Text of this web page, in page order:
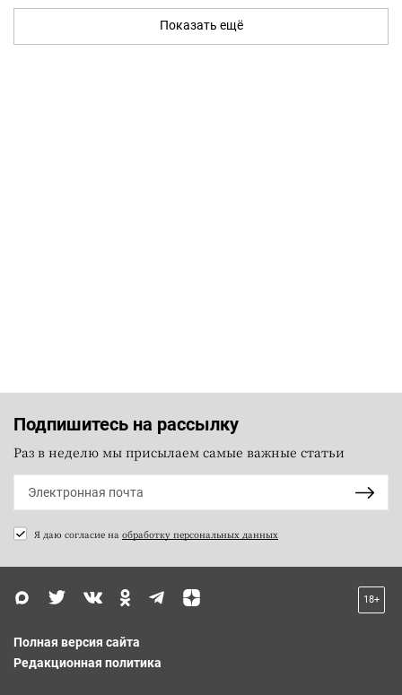
Показать ещё
Подпишитесь на рассылку
Раз в неделю мы присылаем самые важные статьи
Я даю согласие на обработку персональных данных
18+
Полная версия сайта
Редакционная политика